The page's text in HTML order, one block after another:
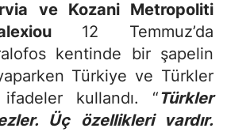
ve Kozani Metropoliti
12 Temmuz’da
kentinde bir şapelin
Türkiye ve Türkler
kullandı. “Türkler
Üç özellikleri vardır.